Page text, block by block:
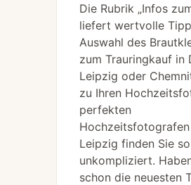
Die Rubrik „Infos
liefert wertvolle
Auswahl des
zum Trauringkauf in
Leipzig oder
zu Ihren
perfekten
Leipzig finden Sie
unkompliziert.
schon die neuesten